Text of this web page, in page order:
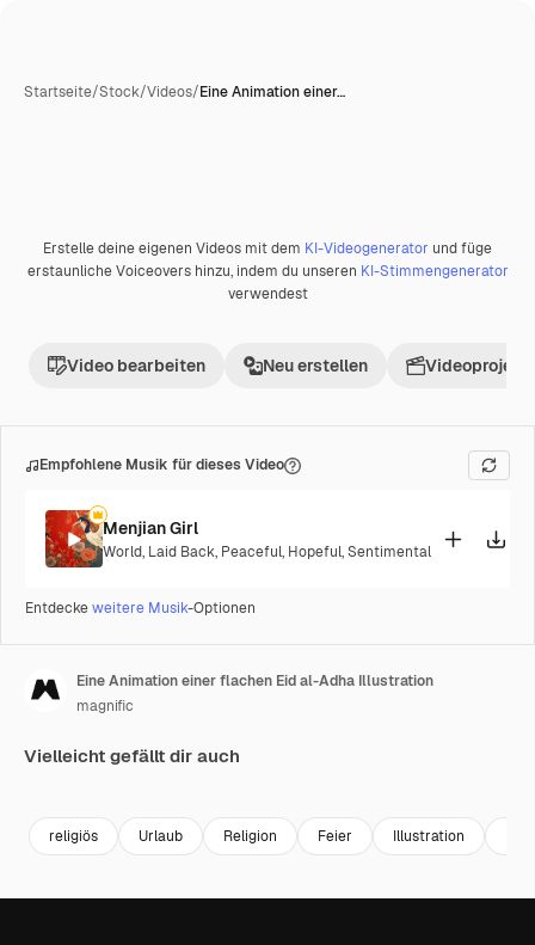
Startseite/Stock/Videos/Eine Animation einer…
Erstelle deine eigenen Videos mit dem KI-Videogenerator und füge
erstaunliche Voiceovers hinzu, indem du unseren KI-Stimmengenerator
verwendest
Video bearbeiten Neu erstellen Videoprojekt
Empfohlene Musik für dieses Video
Menjian Girl
World, Laid Back, Peaceful, Hopeful,Sentimental
Entdeckeweitere Musik-Optionen
Eine Animation einer flachen Eid al-Adha Illustration
magnific
Vielleicht gefällt dir auch
religiös Urlaub Religion Feier Illustration